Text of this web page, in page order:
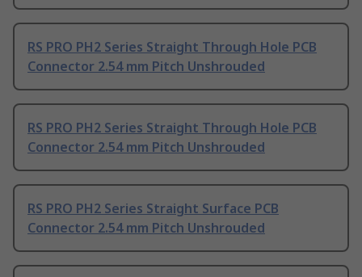
RS PRO PH2 Series Straight Through Hole PCB
Connector 2.54 mm Pitch Unshrouded
RS PRO PH2 Series Straight Through Hole PCB
Connector 2.54 mm Pitch Unshrouded
RS PRO PH2 Series Straight Surface PCB
Connector 2.54 mm Pitch Unshrouded